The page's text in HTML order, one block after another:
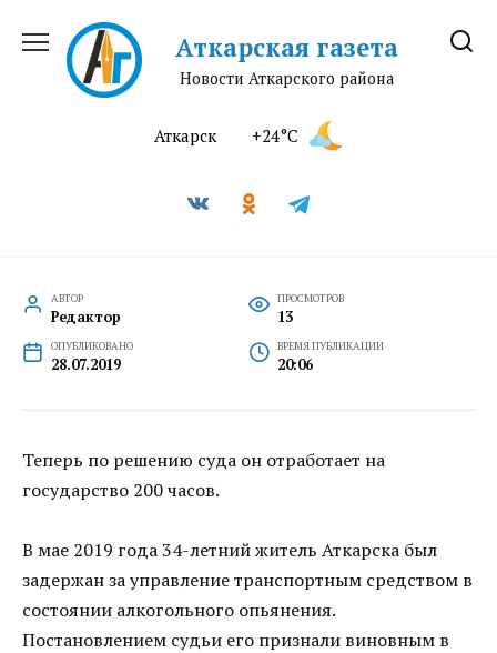
содержанию
Аткарская газета
Новости Аткарского района
Аткарск +24°C
АВТОР
Редактор
ПРОСМОТРОВ
13
ОПУБЛИКОВАНО
28.07.2019
ВРЕМЯ ПУБЛИКАЦИИ
20:06
Теперь по решению суда он отработает на
государство 200 часов.
В мае 2019 года 34-летний житель Аткарска был
задержан за управление транспортным средством в
состоянии алкогольного опьянения.
Постановлением судьи его признали виновным в